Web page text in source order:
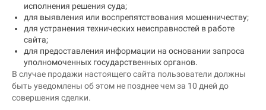
исполнения решения суда;
для выявления или воспрепятствования мошенничеству;
для устранения технических неисправностей в работе
сайта;
для предоставления информации на основании запроса
уполномоченных государственных органов.
В случае продажи настоящего сайта пользователи должны
быть уведомлены об этом не позднее чем за 10 дней до
совершения сделки.